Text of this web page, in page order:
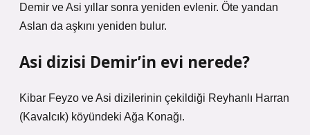
Demir ve Asi yıllar sonra yeniden evlenir. Öte yandan
Aslan da aşkını yeniden bulur.
Asi dizisi Demir’in evi nerede?
Kibar Feyzo ve Asi dizilerinin çekildiği Reyhanlı Harran
(Kavalcık) köyündeki Ağa Konağı.